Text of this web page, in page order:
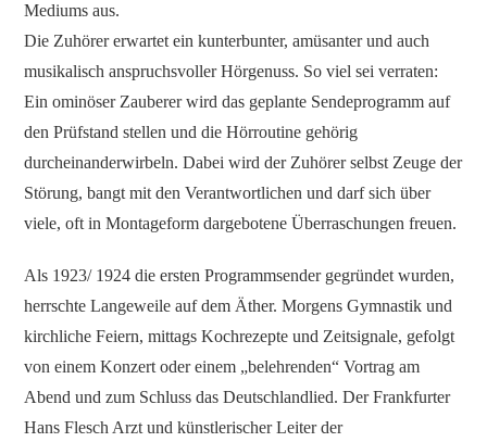
Mediums aus.
Die Zuhörer erwartet ein kunterbunter, amüsanter und auch
musikalisch anspruchsvoller Hörgenuss. So viel sei verraten:
Ein ominöser Zauberer wird das geplante Sendeprogramm auf
den Prüfstand stellen und die Hörroutine gehörig
durcheinanderwirbeln. Dabei wird der Zuhörer selbst Zeuge der
Störung, bangt mit den Verantwortlichen und darf sich über
viele, oft in Montageform dargebotene Überraschungen freuen.
Als 1923/ 1924 die ersten Programmsender gegründet wurden,
herrschte Langeweile auf dem Äther. Morgens Gymnastik und
kirchliche Feiern, mittags Kochrezepte und Zeitsignale, gefolgt
von einem Konzert oder einem „belehrenden“ Vortrag am
Abend und zum Schluss das Deutschlandlied. Der Frankfurter
Hans Flesch Arzt und künstlerischer Leiter der